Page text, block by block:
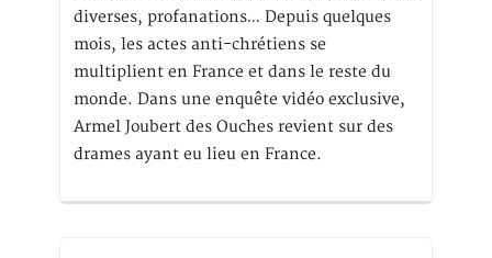
diverses, profanations… Depuis quelques
mois, les actes anti-chrétiens se
multiplient en France et dans le reste du
monde. Dans une enquête vidéo exclusive,
Armel Joubert des Ouches revient sur des
drames ayant eu lieu en France.